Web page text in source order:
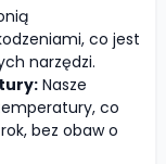
co jest
narzędzi.
Nasze
co
bez obaw o